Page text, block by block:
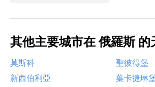
其他主要城市在 俄羅斯
莫斯科
聖彼得堡
新西伯利亞
葉卡捷琳